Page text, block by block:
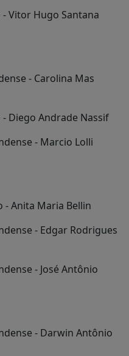
Vitor Hugo Santana
- Carolina Mas
Diego Andrade Nassif
- Marcio Lolli
Anita Maria Bellin
- Edgar Rodrigues
- José Antônio
- Darwin Antônio